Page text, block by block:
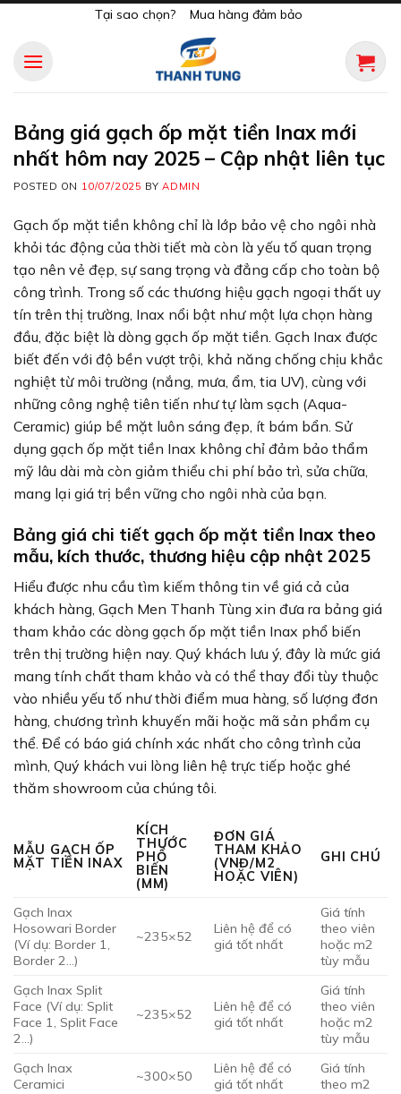
content
Tại sao chọn? Mua hàng đảm bảo
Bảng giá gạch ốp mặt tiền Inax mới
nhất hôm nay 2025 – Cập nhật liên tục
POSTED ON 10/07/2025 BYADMIN
Gạch ốp mặt tiền không chỉ là lớp bảo vệ cho ngôi nhà
khỏi tác động của thời tiết mà còn là yếu tố quan trọng
tạo nên vẻ đẹp, sự sang trọng và đẳng cấp cho toàn bộ
công trình. Trong số các thương hiệu gạch ngoại thất uy
tín trên thị trường, Inax nổi bật như một lựa chọn hàng
đầu, đặc biệt là dòng gạch ốp mặt tiền. Gạch Inax được
biết đến với độ bền vượt trội, khả năng chống chịu khắc
nghiệt từ môi trường (nắng, mưa, ẩm, tia UV), cùng với
những công nghệ tiên tiến như tự làm sạch (Aqua-
Ceramic) giúp bề mặt luôn sáng đẹp, ít bám bẩn. Sử
dụng gạch ốp mặt tiền Inax không chỉ đảm bảo thẩm
mỹ lâu dài mà còn giảm thiểu chi phí bảo trì, sửa chữa,
mang lại giá trị bền vững cho ngôi nhà của bạn.
Bảng giá chi tiết gạch ốp mặt tiền Inax theo
mẫu, kích thước, thương hiệu cập nhật 2025
Hiểu được nhu cầu tìm kiếm thông tin về giá cả của
khách hàng, Gạch Men Thanh Tùng xin đưa ra bảng giá
tham khảo các dòng gạch ốp mặt tiền Inax phổ biến
trên thị trường hiện nay. Quý khách lưu ý, đây là mức giá
mang tính chất tham khảo và có thể thay đổi tùy thuộc
vào nhiều yếu tố như thời điểm mua hàng, số lượng đơn
hàng, chương trình khuyến mãi hoặc mã sản phẩm cụ
thể. Để có báo giá chính xác nhất cho công trình của
mình, Quý khách vui lòng liên hệ trực tiếp hoặc ghé
thăm showroom của chúng tôi.
MẪU GẠCH ỐP
MẶT TIỀN INAX
KÍCH
THƯỚC
PHỔ
BIẾN
(MM)
ĐƠN GIÁ
THAM KHẢO
(VNĐ/M2
HOẶC VIÊN)
GHI CHÚ
Gạch Inax
Hosowari Border
(Ví dụ: Border 1,
Border 2…)
~235×52
Liên hệ để có
giá tốt nhất
Giá tính
theo viên
hoặc m2
tùy mẫu
Gạch Inax Split
Face (Ví dụ: Split
Face 1, Split Face
2…)
~235×52
Liên hệ để có
giá tốt nhất
Giá tính
theo viên
hoặc m2
tùy mẫu
Gạch Inax
Ceramici
~300×50
Liên hệ để có
giá tốt nhất
Giá tính
theo m2